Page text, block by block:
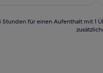
für einen Aufenthalt mit